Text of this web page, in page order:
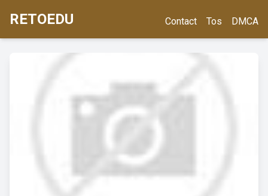
RETOEDU Contact Tos DMCA